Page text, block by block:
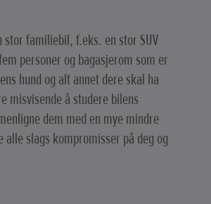
stor familiebil, f.eks. en stor SUV
personer og bagasjerom som er
hund og alt annet dere skal ha
misvisende å studere bilens
dem med en mye mindre
alle slags kompromisser på deg og